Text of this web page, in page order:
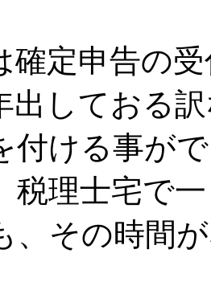
定申告の
出しておる
付ける事が
税理士宅で
、その時間